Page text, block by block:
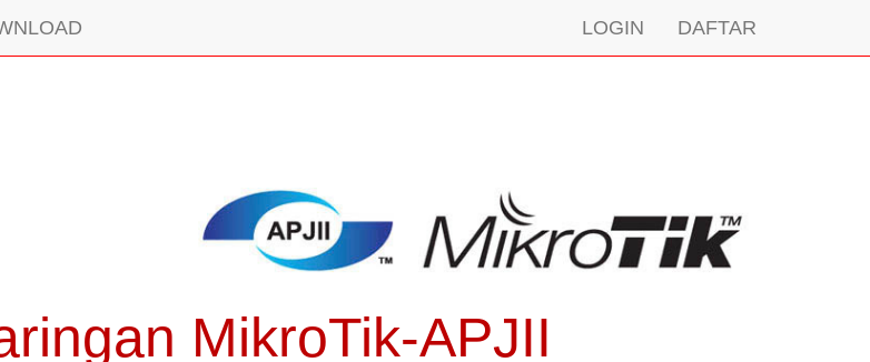
LOGIN DAFTAR
MikroTik-APJII